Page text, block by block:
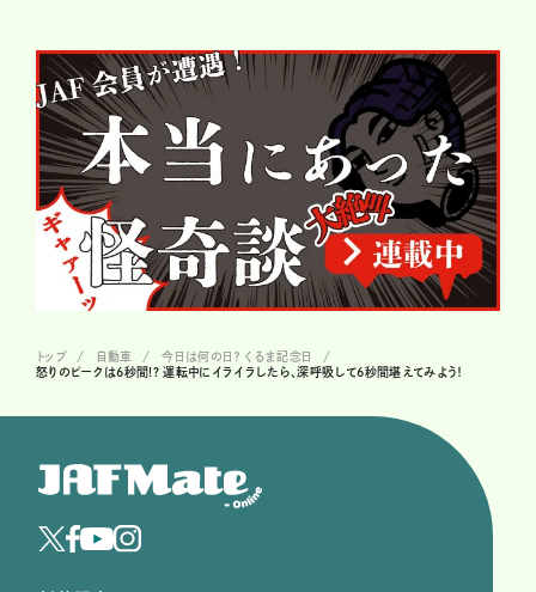
トップ 自動車
今日は何の日？ くるま記念日
怒りのピークは6秒間!? 運転中にイライラしたら、深呼吸して6秒間堪えてみよう！